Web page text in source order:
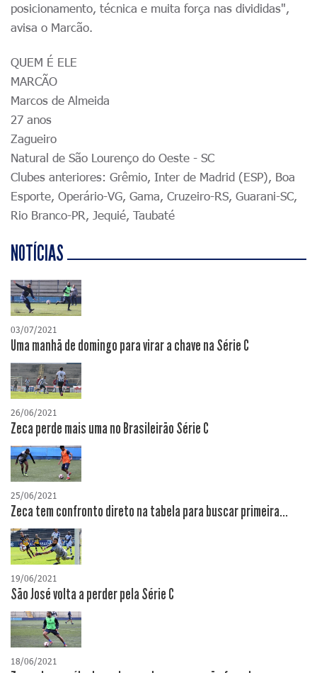
posicionamento, técnica e muita força nas divididas",
avisa o Marcão.
QUEM É ELE
MARCÃO
Marcos de Almeida
27 anos
Zagueiro
Natural de São Lourenço do Oeste - SC
Clubes anteriores: Grêmio, Inter de Madrid (ESP), Boa
Esporte, Operário-VG, Gama, Cruzeiro-RS, Guarani-SC,
Rio Branco-PR, Jequié, Taubaté
NOTÍCIAS
03/07/2021
Uma manhã de domingo para virar a chave na Série C
26/06/2021
Zeca perde mais uma no Brasileirão Série C
25/06/2021
Zeca tem confronto direto na tabela para buscar primeira...
19/06/2021
São José volta a perder pela Série C
18/06/2021